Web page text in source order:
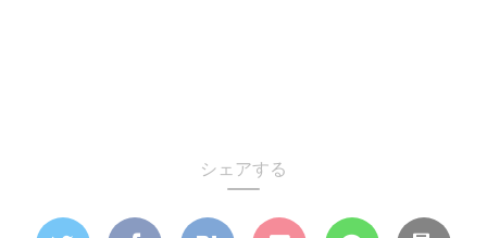
シェアする